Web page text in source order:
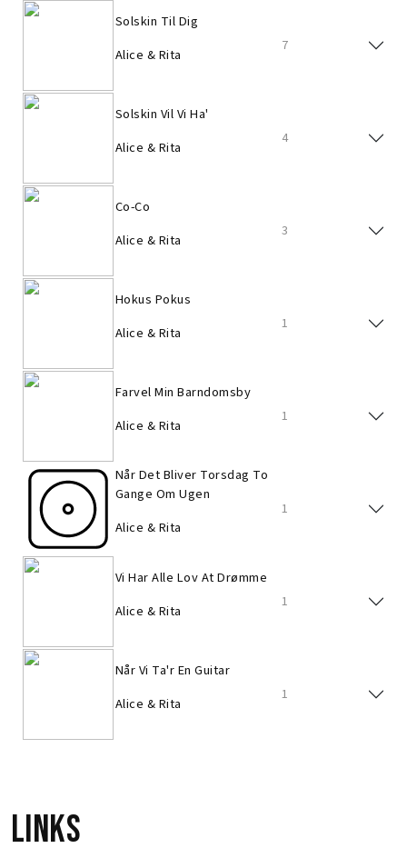
Solskin Til Dig
Alice & Rita
7
Solskin Vil Vi Ha'
Alice & Rita
4
Co-Co
Alice & Rita
3
Hokus Pokus
Alice & Rita
1
Farvel Min Barndomsby
Alice & Rita
1
Når Det Bliver Torsdag To
Gange Om Ugen
Alice & Rita
1
Vi Har Alle Lov At Drømme
Alice & Rita
1
Når Vi Ta'r En Guitar
Alice & Rita
1
Links